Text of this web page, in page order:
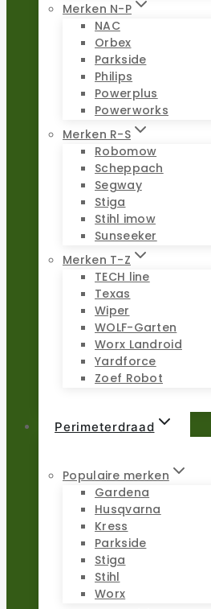
Merken N-P
NAC
Orbex
Parkside
Philips
Powerplus
Powerworks
Merken R-S
Robomow
Scheppach
Segway
Stiga
Stihl imow
Sunseeker
Merken T-Z
TECH line
Texas
Wiper
WOLF-Garten
Worx Landroid
Yardforce
Zoef Robot
Perimeterdraad
Populaire merken
Gardena
Husqvarna
Kress
Parkside
Stiga
Stihl
Worx